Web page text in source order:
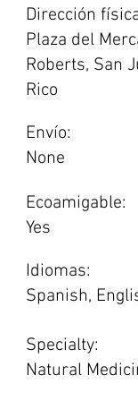
Dirección
Plaza del
Roberts, San
Rico
Envío:
None
Ecoamigable:
Yes
Idiomas:
Spanish,
Specialty:
Natural